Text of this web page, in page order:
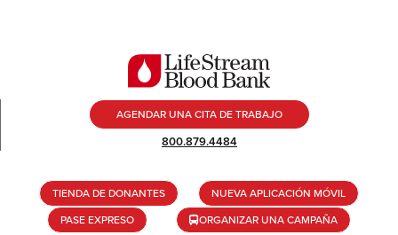
AGENDAR UNA CITA DE TRABAJO
800.879.4484
TIENDA DE DONANTES
NUEVA APLICACIÓN MÓVIL
PASE EXPRESO
ORGANIZAR UNA CAMPAÑA